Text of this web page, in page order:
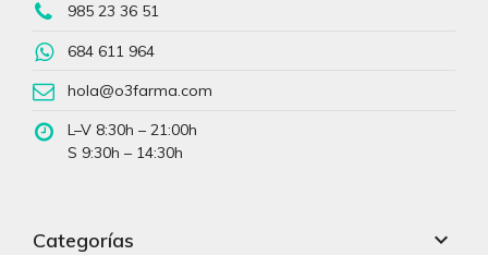
985 23 36 51
684 611 964
hola@o3farma.com
L–V 8:30h – 21:00h
S 9:30h – 14:30h
Categorías 